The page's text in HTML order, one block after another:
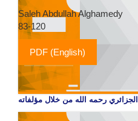
Saleh Abdullah Alghamedy
83-120
PDF (English)
رحمه الله من خلال مؤلفاته